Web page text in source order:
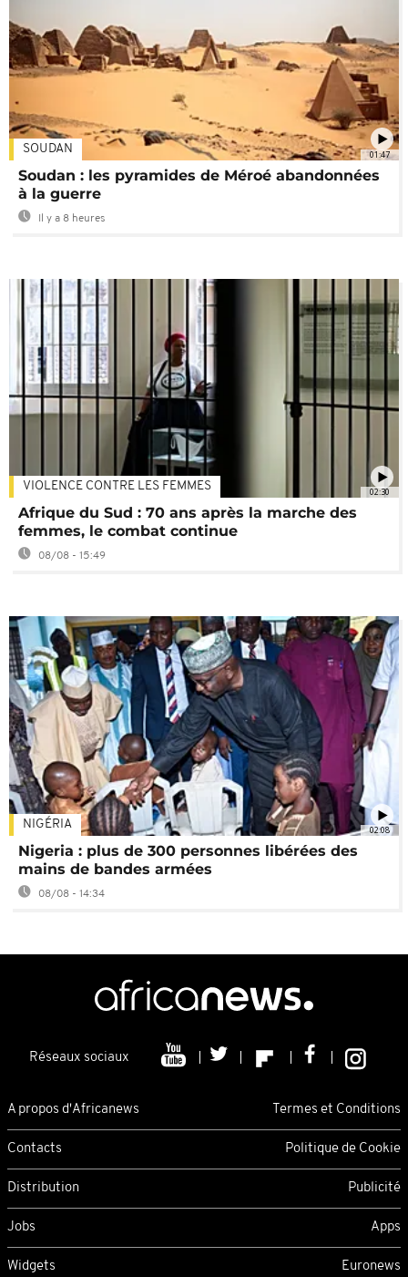
01:47
SOUDAN
Soudan : les pyramides de Méroé abandonnées
à la guerre
Il y a 8 heures
02:30
VIOLENCE CONTRE LES FEMMES
Afrique du Sud : 70 ans après la marche des
femmes, le combat continue
08/08 - 15:49
02:08
NIGÉRIA
Nigeria : plus de 300 personnes libérées des
mains de bandes armées
08/08 - 14:34
Réseaux sociaux
A propos d'Africanews Termes et Conditions
Contacts Politique de Cookie
Distribution Publicité
Jobs Apps
Widgets Euronews